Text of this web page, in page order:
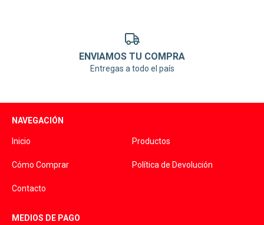
ENVIAMOS TU COMPRA
Entregas a todo el país
NAVEGACIÓN
Inicio Productos
Cómo Comprar Política de Devolución
Contacto
MEDIOS DE PAGO